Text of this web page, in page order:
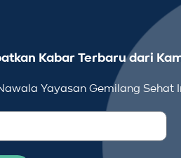
Kabar Terbaru dari
Yayasan Gemilang Sehat